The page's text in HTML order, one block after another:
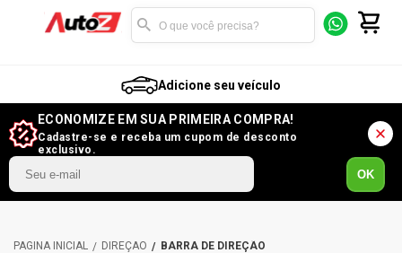
Adicione seu veículo
ECONOMIZE EM SUA PRIMEIRA COMPRA!
Cadastre-se e receba um cupom de desconto
exclusivo.
OK
DIREÇÃO BARRA DE DIREÇÃO